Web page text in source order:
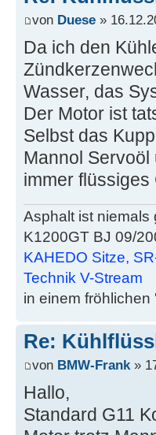
von Duese »
Da ich den
Wasser, das
Der Motor ist
Selbst das
Mannol
immer
Asphalt ist niemals
K1200GT BJ 09/
KAHEDO Sitze,
Technik V-Stream
in einem
Re:
von BMW-Frank »
Hallo,
Standard G11